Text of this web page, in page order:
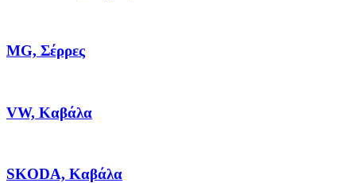
MG, Σέρρες
VW, Καβάλα
SKODA, Καβάλα